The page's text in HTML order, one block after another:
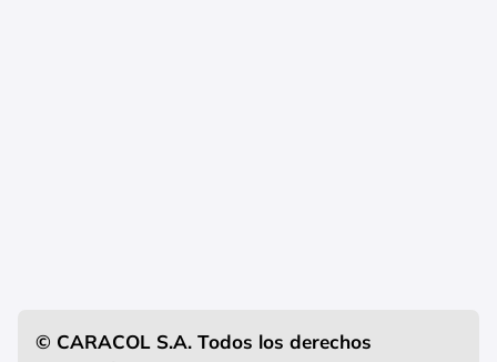
© CARACOL S.A. Todos los derechos